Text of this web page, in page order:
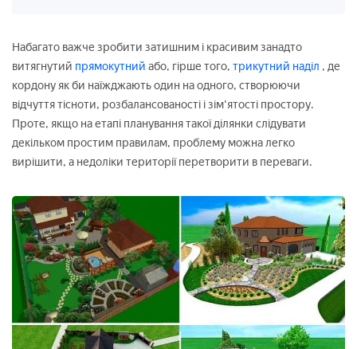
Набагато важче зробити затишним і красивим занадто
витягнутий прямокутний або, гірше того, трикутний наділ , де
кордону як би наїжджають один на одного, створюючи
відчуття тісноти, розбалансованості і зім'ятості простору.
Проте, якщо на етапі планування такої ділянки слідувати
декільком простим правилам, проблему можна легко
вирішити, а недоліки території перетворити в переваги.